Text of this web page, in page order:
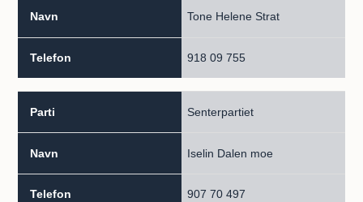
Tone Helene Strat
918 09 755
Senterpartiet
Iselin Dalen moe
907 70 497